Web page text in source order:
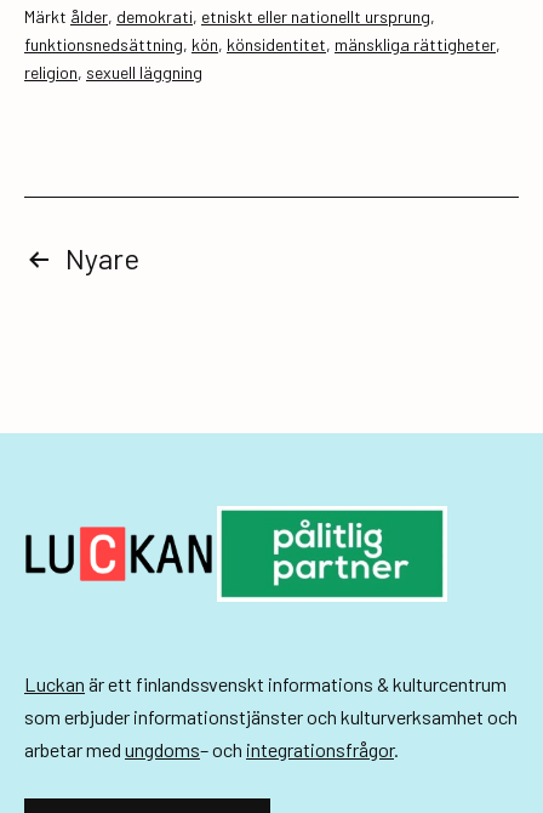
Märkt ålder, demokrati, etniskt eller nationellt ursprung,
funktionsnedsättning, kön, könsidentitet, mänskliga rättigheter,
religion, sexuell läggning
Sidnumrering
Nyare
Luckan är ett finlandssvenskt informations & kulturcentrum
som erbjuder informationstjänster och kulturverksamhet och
arbetar med ungdoms– och integrationsfrågor.